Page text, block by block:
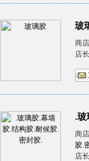
玻
商店
店
.玻
商店
胶.
店